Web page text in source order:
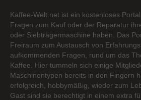
Kaffee-Welt.net ist ein kostenloses
Fragen zum Kauf oder der Reparatur
oder Siebträgermaschine haben. Das
Freiraum zum Austausch von
aufkommenden Fragen, rund um das
Kaffee. Hier tummeln sich einige
Maschinentypen bereits in den Fingern
erfolgreich, hobbymäßig, wieder zum
Gast sind sie berechtigt in einem extra